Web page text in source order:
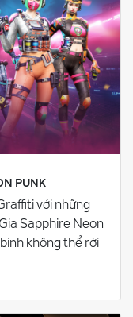
PUNK
với những
Sapphire Neon
không thể rời